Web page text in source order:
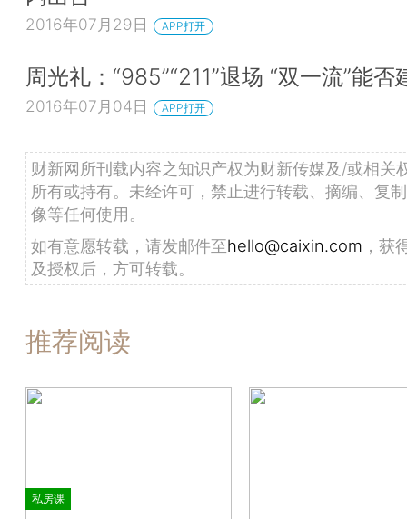
2016年07月29日 APP打开
周光礼：“985”“211”退场 “双一流”能否
2016年07月04日 APP打开
财新网所刊载内容之知识产权为财新传媒及/或相关
所有或持有。未经许可，禁止进行转载、摘编、复
像等任何使用。
如有意愿转载，请发邮件至hello@caixin.com ，获
及授权后，方可转载。
推荐阅读
私房课